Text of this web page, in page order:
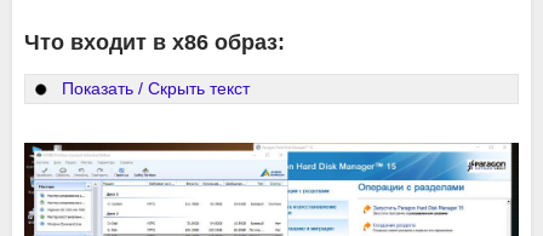
Что входит в x86 образ:
Показать / Скрыть текст